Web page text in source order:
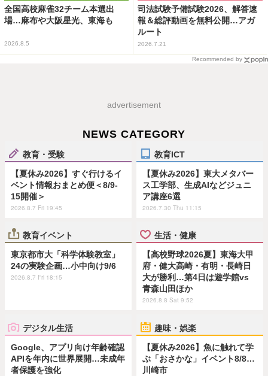
全国高校麻雀32チーム本選出
場…麻布や大阪星光、東海も
2026.8.5
司法試験予備試験2026、解答速
報＆総評動画を無料公開…アガ
ルート
2026.7.21
Recommended by
advertisement
NEWS CATEGORY
教育・受験
【夏休み2026】すぐ行けるイ
ベント情報おまとめ便＜8/9-
15開催＞
2026.8.7 Fri 19:45
教育ICT
【夏休み2026】東大メタバー
ス工学部、生成AIなどジュニ
ア講座6選
2026.7.30 Thu 11:15
教育イベント
東京都市大「科学体験教室」
24の実験企画…小中向け9/6
2026.8.7 Fri 18:15
生活・健康
【高校野球2026夏】東海大甲
府・健大高崎・有明・長崎日
大が勝利…第4日は遊学館vs
青森山田ほか
2026.8.8 Sat 9:52
デジタル生活
Google、アプリ向け年齢確認
APIを年内に世界展開…未成年
者保護を強化
趣味・娯楽
【夏休み2026】魚に触れて学
ぶ「おさかな」イベント8/8…
川崎市